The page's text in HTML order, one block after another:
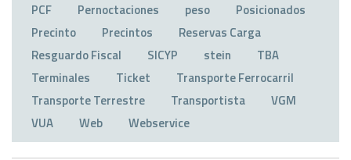
PCF
Pernoctaciones peso
Posicionados
Precinto
Precintos
Reservas Carga
Resguardo Fiscal
SICYP stein
TBA
Terminales
Ticket
Transporte Ferrocarril
Transporte Terrestre
Transportista
VGM
VUA
Web Webservice